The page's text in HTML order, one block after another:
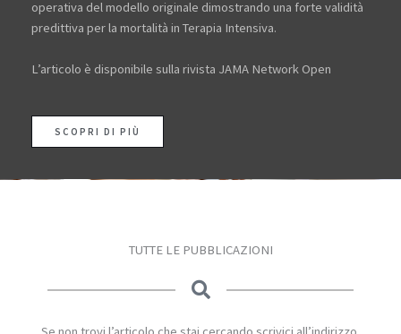
operativa del modello originale dimostrando una forte validità
predittiva per la mortalità in Terapia Intensiva.
L’articolo è disponibile sulla rivista JAMA Network Open
SCOPRI DI PIÙ
TUTTE LE PUBBLICAZIONI